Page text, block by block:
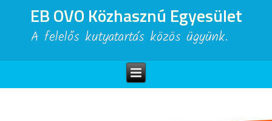
EB OVO Közhasznú Egyesület
A felelős kutyatartás közös ügyünk.